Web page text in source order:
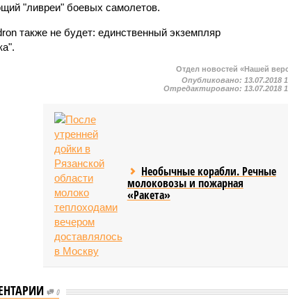
"ливреи" боевых самолетов.
также не будет: единственный экземпляр
Отдел новостей «Нашей
Опубликовано: 13.07.2018
Отредактировано: 13.07.2018
Необычные корабли. Речные
молоковозы и пожарная
«Ракета»
0